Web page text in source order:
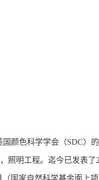
国颜色科学学会（SDC）
照明工程。迄今已发表了
国家自然科学基金面上